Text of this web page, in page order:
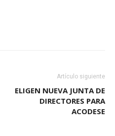
Artículo siguiente
ELIGEN NUEVA JUNTA DE
DIRECTORES PARA
ACODESE